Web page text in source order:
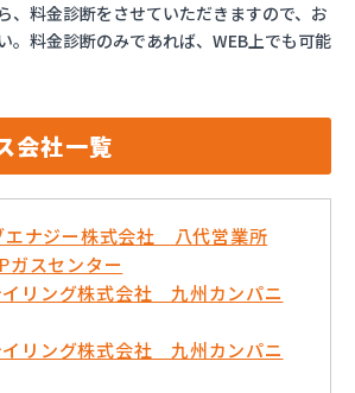
、料金診断をさせていただきますので、お
。料金診断のみであれば、WEB上でも可能
会社一覧
エナジー株式会社 八代営業所
スセンター
イリング株式会社 九州カンパニ
イリング株式会社 九州カンパニ